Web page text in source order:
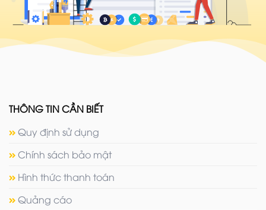
THÔNG TIN CẦN BIẾT
Quy định sử dụng
Chính sách bảo mật
Hình thức thanh toán
Quảng cáo